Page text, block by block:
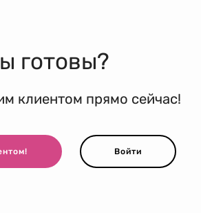
готовы?
клиентом прямо сейчас!
Войти